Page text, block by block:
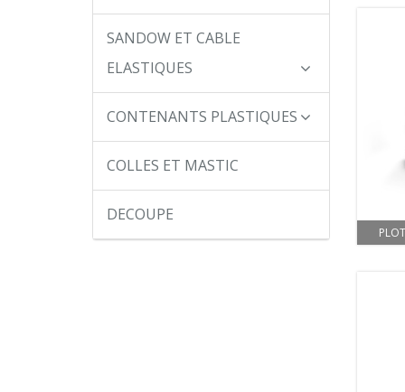
SANDOW ET CABLE
ELASTIQUES
CONTENANTS PLASTIQUES
COLLES ET MASTIC
DECOUPE